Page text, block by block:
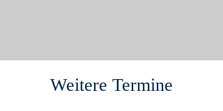
Weitere Termine